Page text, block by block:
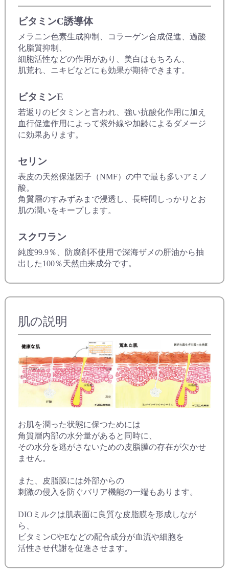
ビタミンC誘導体
メラニン色素生成抑制、コラーゲン合成促進、過酸
化脂質抑制、
細胞活性などの作用があり、美白はもちろん、
肌荒れ、ニキビなどにも効果が期待できます。
ビタミンE
若返りのビタミンと言われ、強い抗酸化作用に加え
血行促進作用によって紫外線や加齢によるダメージ
に効果あります。
セリン
表皮の天然保湿因子（NMF）の中で最も多いアミノ
酸。
角質層のすみずみまで浸透し、長時間しっかりとお
肌の潤いをキープします。
スクワラン
純度99.9％、防腐剤不使用で深海ザメの肝油から抽
出した100％天然由来成分です。
肌の説明
お肌を潤った状態に保つためには
角質層内部の水分量があると同時に、
その水分を逃がさないための皮脂膜の存在が欠かせ
ません。
また、皮脂膜には外部からの
刺激の侵入を防ぐバリア機能の一端もあります。
DIOミルクは肌表面に良質な皮脂膜を形成しなが
ら、
ビタミンCやEなどの配合成分が血流や細胞を
活性させ代謝を促進させます。